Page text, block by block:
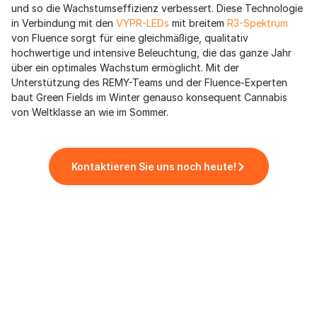
und so die Wachstumseffizienz verbessert. Diese Technologie
in Verbindung mit den VYPR-LEDs mit breitem R3-Spektrum
von Fluence sorgt für eine gleichmäßige, qualitativ
hochwertige und intensive Beleuchtung, die das ganze Jahr
über ein optimales Wachstum ermöglicht. Mit der
Unterstützung des REMY-Teams und der Fluence-Experten
baut Green Fields im Winter genauso konsequent Cannabis
von Weltklasse an wie im Sommer.
Kontaktieren Sie uns noch heute!